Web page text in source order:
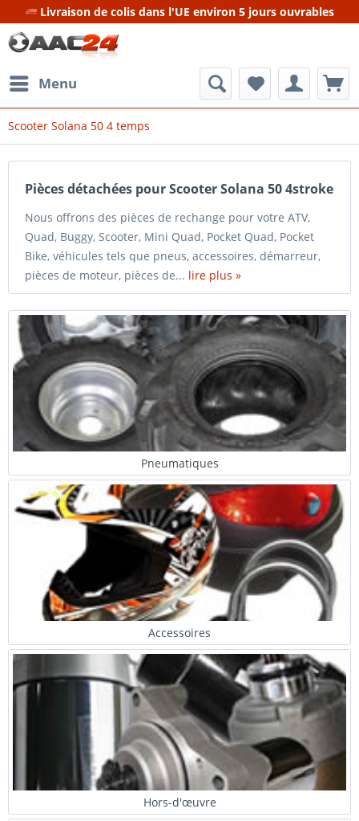
Livraison de colis dans l'UE environ 5 jours ouvrables
Menu
Scooter Solana 50 4 temps
Pièces détachées pour Scooter Solana 50 4stroke
Nous offrons des pièces de rechange pour votre ATV,
Quad, Buggy, Scooter, Mini Quad, Pocket Quad, Pocket
Bike, véhicules tels que pneus, accessoires, démarreur,
pièces de moteur, pièces de... lire plus »
Pneumatiques
Accessoires
Hors-d'œuvre